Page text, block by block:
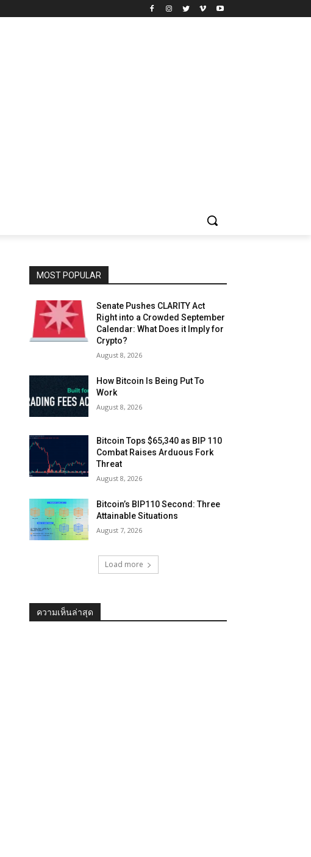
MOST POPULAR
Senate Pushes CLARITY Act
Right into a Crowded September
Calendar: What Does it Imply for
Crypto?
August 8, 2026
How Bitcoin Is Being Put To
Work
August 8, 2026
Bitcoin Tops $65,340 as BIP 110
Combat Raises Arduous Fork
Threat
August 8, 2026
Bitcoin’s BIP110 Second: Three
Attainable Situations
August 7, 2026
Load more
ความเห็นล่าสุด